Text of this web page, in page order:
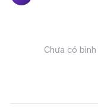
Chưa có